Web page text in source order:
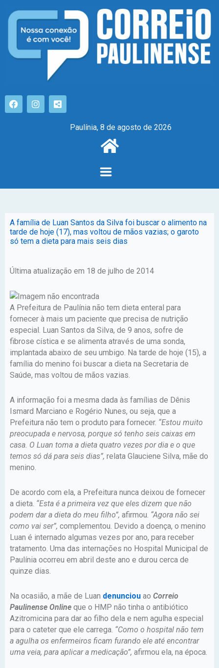
Paulínia, 8 de agosto de 2026
A família de Luan Santos da Silva foi buscar o alimento na
tarde de hoje (17), mas voltou de mãos vazias; o garoto
só tem a dieta para mais seis dias
Última atualização em 18 de julho de 2014
A Prefeitura de Paulínia não tem dieta enteral para
fornecer à mais um paciente que precisa de nutrição
especial. Luan Santos da Silva, de 9 anos, sofre de
fibrose cística e se alimenta através de uma sonda,
implantada abaixo de seu umbigo. Na tarde de hoje (15), a
família do menino foi buscar a dieta na Secretaria de
Saúde, mas voltou de mãos vazias.
A informação foi a mesma dada às famílias de Dênis
Ismard Marciano e Rogério Nunes, ou seja, que a
Prefeitura não tem o produto para fornecer. “Estou muito
preocupada e nervosa, porque só tenho seis caixas em
casa. O Luan toma a dieta quatro vezes por dia e o que
temos só dá para seis dias”, relata Glauciene Silva, mãe do
menino.
De acordo com ela, a Prefeitura nunca deixou de fornecer
a dieta. “Esta é a primeira vez que eles dizem que não
podem dar a dieta do meu filho”, afirmou. “Agora não sei
como vai ser”, complementou. Devido a doença, o menino
Luan é internado algumas vezes por ano, para receber
tratamento. Uma das internações no Hospital Municipal de
Paulínia ocorreu em abril deste ano e durou cerca de
quinze dias.
Na ocasião, a mãe de Luan denunciou ao Correio
Paulinense Online que o HMP não tinha o antibiótico
Azitromicina para dar ao filho dela e nem agulha especial
para o cateter que ele carrega. “Como o hospital não tem
a agulha os enfermeiros ficam furando ele até encontrar
uma veia, para aplicar a medicação”, afirmou ela, na época.